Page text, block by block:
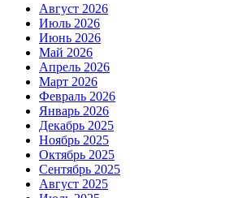
Август 2026
Июль 2026
Июнь 2026
Май 2026
Апрель 2026
Март 2026
Февраль 2026
Январь 2026
Декабрь 2025
Ноябрь 2025
Октябрь 2025
Сентябрь 2025
Август 2025